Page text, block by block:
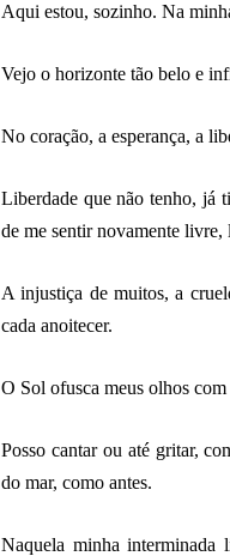
Aqui estou, sozinho. Na
Vejo o horizonte tão belo e
No coração, a esperança, a
Liberdade que não tenho, já
de me sentir novamente livre,
A injustiça de muitos, a
cada anoitecer.
O Sol ofusca meus olhos
Posso cantar ou até gritar,
do mar, como antes.
Naquela minha interminada